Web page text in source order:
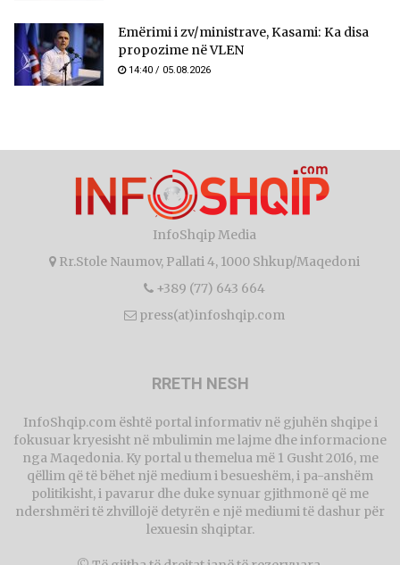
Emërimi i zv/ministrave, Kasami: Ka disa
propozime në VLEN
14:40 / 05.08.2026
InfoShqip Media
Rr.Stole Naumov, Pallati 4, 1000 Shkup/Maqedoni
+389 (77) 643 664
press(at)infoshqip.com
RRETH NESH
InfoShqip.com është portal informativ në gjuhën shqipe i
fokusuar kryesisht në mbulimin me lajme dhe informacione
nga Maqedonia. Ky portal u themelua më 1 Gusht 2016, me
qëllim që të bëhet një medium i besueshëm, i pa-anshëm
politikisht, i pavarur dhe duke synuar gjithmonë që me
ndershmëri të zhvillojë detyrën e një mediumi të dashur për
lexuesin shqiptar.